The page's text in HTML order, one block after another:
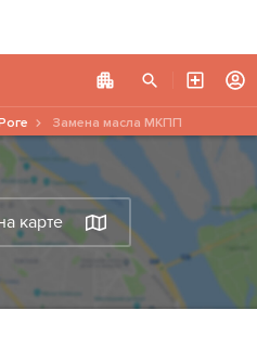
карте
Замена масла МКПП